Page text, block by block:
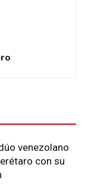
venezolano
con su